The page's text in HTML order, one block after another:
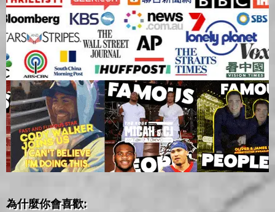
為什麼你會喜歡: